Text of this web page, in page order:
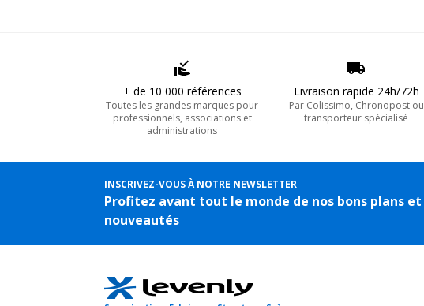
+ de 10 000 références
Toutes les grandes marques pour
professionnels, associations et
administrations
Livraison rapide 24h/72h
Par Colissimo, Chronopost ou
transporteur spécialisé
INSCRIVEZ-VOUS À NOTRE NEWSLETTER
Profitez avant tout le monde de nos bons plans et
nouveautés